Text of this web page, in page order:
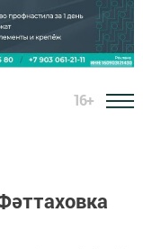
16+